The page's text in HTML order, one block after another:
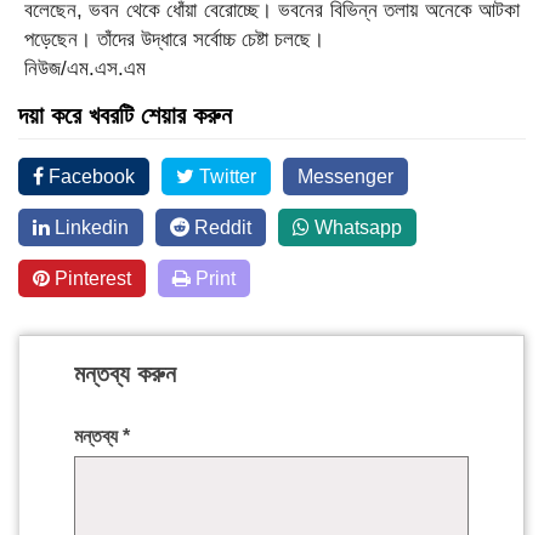
বলেছেন, ভবন থেকে ধোঁয়া বেরোচ্ছে। ভবনের বিভিন্ন তলায় অনেকে আটকা
পড়েছেন। তাঁদের উদ্ধারে সর্বোচ্চ চেষ্টা চলছে।
নিউজ/এম.এস.এম
দয়া করে খবরটি শেয়ার করুন
Facebook Twitter Messenger
Linkedin Reddit Whatsapp
Pinterest Print
মন্তব্য করুন
মন্তব্য*